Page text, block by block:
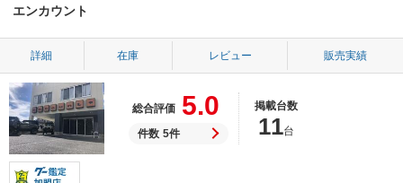
エンカウント
詳細 在庫 レビュー 販売実績
総合評価 5.0
件数 5件
掲載台数
11台